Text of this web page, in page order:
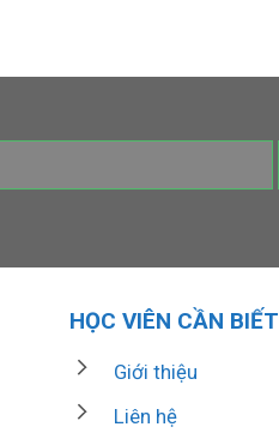
HỌC VIÊN CẦN BIẾT
Giới thiệu
Liên hệ